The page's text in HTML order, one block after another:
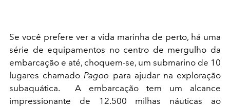
Se você prefere ver a vida marinha de perto, há uma
série de equipamentos no centro de mergulho da
embarcação e até, choquem-se, um submarino de 10
lugares chamadoPagoo para ajudar na exploração
subaquática. A embarcação tem um alcance
impressionante de 12.500 milhas náuticas ao